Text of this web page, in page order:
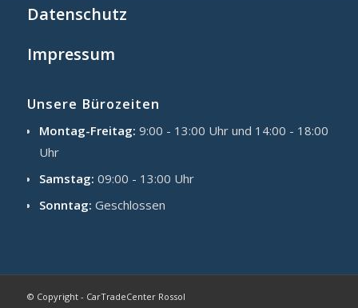
Datenschutz
Impressum
Unsere Bürozeiten
Montag-Freitag: 9:00 - 13:00 Uhr und 14:00 - 18:00
Uhr
Samstag: 09:00 - 13:00 Uhr
Sonntag: Geschlossen
© Copyright - CarTradeCenter Rossol